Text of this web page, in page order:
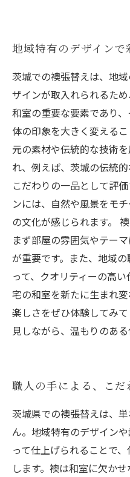
地域特有のデザイン
茨城での襖張替えは、地
ザインが取入れられるた
和室の重要な要素であり
体の印象を大きく変える
元の素材や伝統的な技術
れ、例えば、茨城の伝統
こだわりの一品として評
ンには、自然や風景をモ
の文化が感じられます。
まず部屋の雰囲気やテー
が重要です。また、地域
って、クオリティーの高
宅の和室を新たに生まれ
楽しさをぜひ体験してみ
見しながら、温もりのあ
職人の手による、こ
茨城県での襖張替えは、
ん。地域特有のデザイン
って仕上げられることで
します。襖は和室に欠か